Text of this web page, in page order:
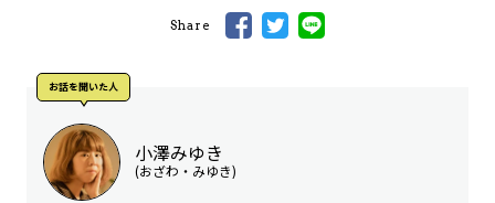
Share
お話を聞いた⼈
小澤みゆき
(おざわ・みゆき)